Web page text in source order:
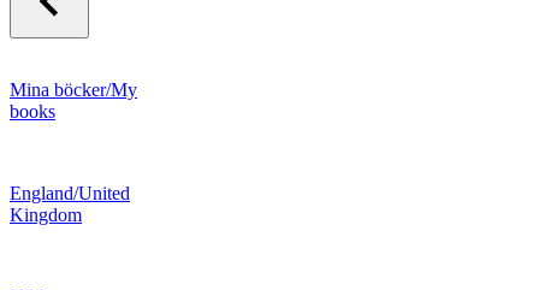
Mina böcker/My
books
England/United
Kingdom